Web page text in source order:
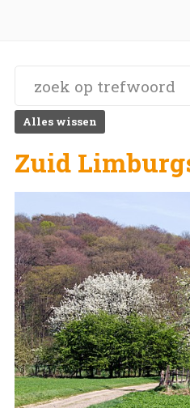
Alles wissen
Zuid